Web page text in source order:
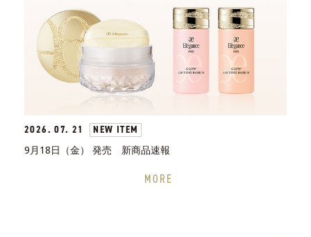
2026. 07. 21
NEW ITEM
9月18日（金） 発売 新商品速報
MORE